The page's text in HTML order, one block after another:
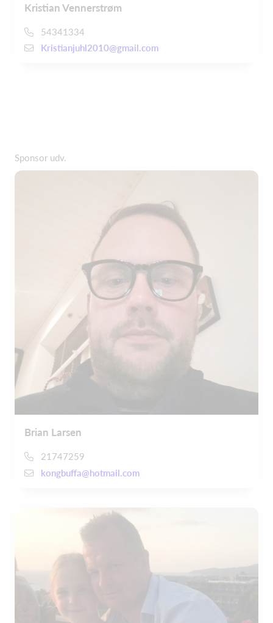
Kristian Vennerstrøm
54341334
Kristianjuhl2010@gmail.com
Sponsor udv.
Brian Larsen
21747259
kongbuffa@hotmail.com